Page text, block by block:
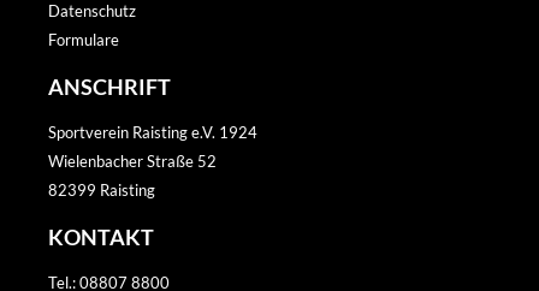
Datenschutz
Formulare
ANSCHRIFT
Sportverein Raisting e.V. 1924
Wielenbacher Straße 52
82399 Raisting
KONTAKT
Tel.: 08807 8800